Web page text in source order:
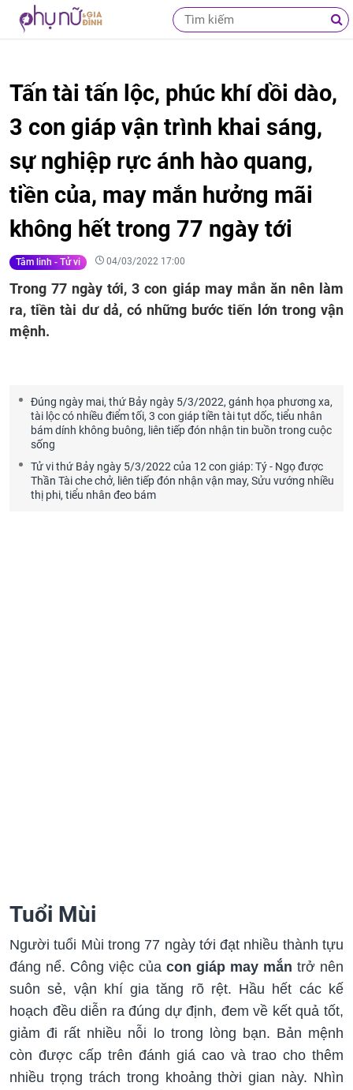
Tấn tài tấn lộc, phúc khí dồi dào,
3 con giáp vận trình khai sáng,
sự nghiệp rực ánh hào quang,
tiền của, may mắn hưởng mãi
không hết trong 77 ngày tới
Tâm linh - Tử vi 04/03/2022 17:00
Trong 77 ngày tới, 3 con giáp may mắn ăn nên làm
ra, tiền tài dư dả, có những bước tiến lớn trong vận
mệnh.
Đúng ngày mai, thứ Bảy ngày 5/3/2022, gánh họa phương xa,
tài lộc có nhiều điểm tối, 3 con giáp tiền tài tụt dốc, tiểu nhân
bám dính không buông, liên tiếp đón nhận tin buồn trong cuộc
sống
Tử vi thứ Bảy ngày 5/3/2022 của 12 con giáp: Tý - Ngọ được
Thần Tài che chở, liên tiếp đón nhận vận may, Sửu vướng nhiều
thị phi, tiểu nhân đeo bám
Tuổi Mùi
Người tuổi Mùi trong 77 ngày tới đạt nhiều thành tựu
đáng nể. Công việc của con giáp may mắn trở nên
suôn sẻ, vận khí gia tăng rõ rệt. Hầu hết các kế
hoạch đều diễn ra đúng dự định, đem về kết quả tốt,
giảm đi rất nhiều nỗi lo trong lòng bạn. Bản mệnh
còn được cấp trên đánh giá cao và trao cho thêm
nhiều trọng trách trong khoảng thời gian này. Nhìn